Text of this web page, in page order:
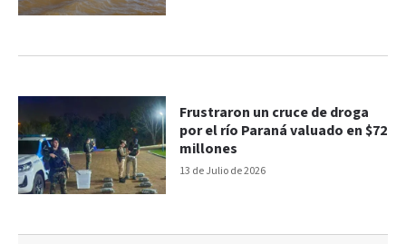
13 de Julio de 2026
Frustraron un cruce de droga
por el río Paraná valuado en $72
millones